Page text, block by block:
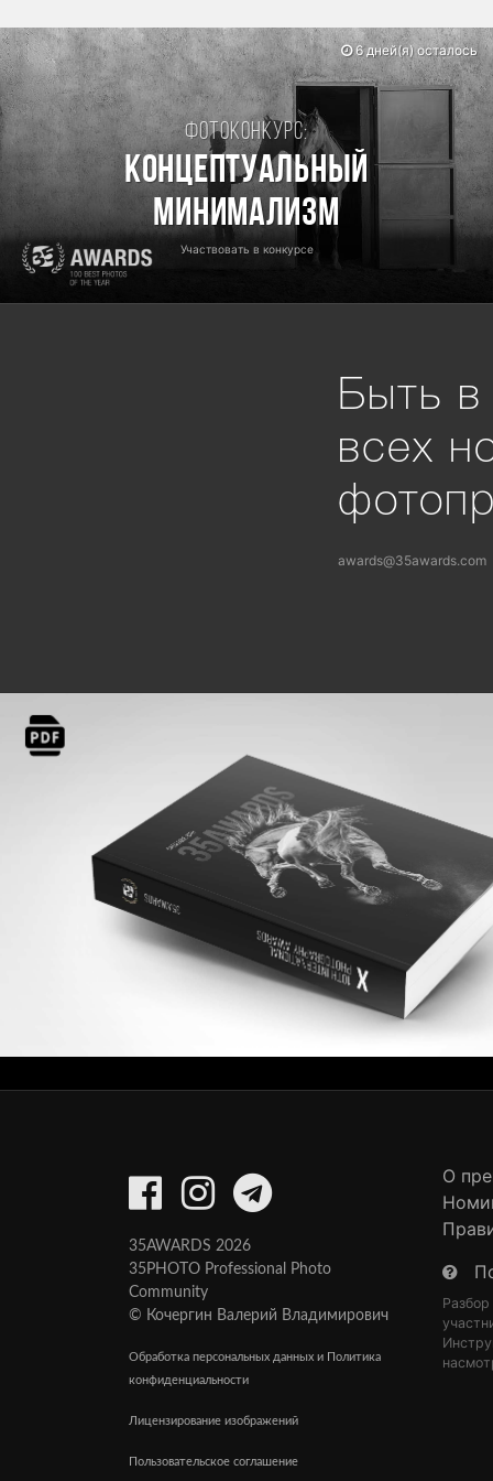
Фотоконкурс:
Концептуальный
минимализм
Участвовать в конкурсе
6 дней(я) осталось
Быть в
всех
awards@35awards.com
35AWARDS 2026
35PHOTO Professional Photo
Community
© Кочергин Валерий Владимирович
Обработка персональных данных и Политика
конфиденциальности
Лицензирование изображений
Пользовательское соглашение
О